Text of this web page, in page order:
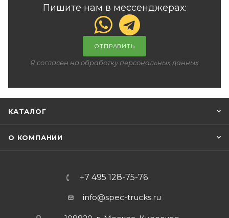
Пишите нам в мессенджерах:
ОТПРАВИТЬ
Я согласен на обработку персональных данных
КАТАЛОГ
О КОМПАНИИ
+7 495 128-75-76
info@spec-trucks.ru